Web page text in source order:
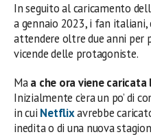
In seguito al caricamento
a gennaio 2023, i fan
attendere oltre due anni per
vicende delle protagoniste.
Maa che ora viene
Inizialmente c’era un po’ di
in cui Netflixavrebbe
inedita o di una nuova